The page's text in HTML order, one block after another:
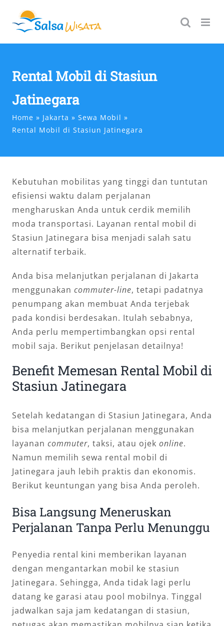
content
Rental Mobil di Stasiun
Jatinegara
Home Jakarta
Sewa Mobil
Rental Mobil di Stasiun Jatinegara
Kebutuhan mobilitas yang tinggi dan tuntutan
efisiensi waktu dalam perjalanan
mengharuskan Anda untuk cerdik memilih
moda transportasi. Layanan rental mobil di
Stasiun Jatinegara bisa menjadi salah satu
alternatif terbaik.
Anda bisa melanjutkan perjalanan di Jakarta
menggunakan commuter-line, tetapi padatnya
penumpang akan membuat Anda terjebak
pada kondisi berdesakan. Itulah sebabnya,
Anda perlu mempertimbangkan opsi rental
mobil saja. Berikut penjelasan detailnya!
Benefit Memesan Rental Mobil di
Stasiun Jatinegara
Setelah kedatangan di Stasiun Jatinegara, Anda
bisa melanjutkan perjalanan menggunakan
layanan commuter, taksi, atau ojek online.
Namun memilih sewa rental mobil di
Jatinegara jauh lebih praktis dan ekonomis.
Berikut keuntungan yang bisa Anda peroleh.
Bisa Langsung Meneruskan
Perjalanan Tanpa Perlu Menunggu
Penyedia rental kini memberikan layanan
dengan mengantarkan mobil ke stasiun
Jatinegara. Sehingga, Anda tidak lagi perlu
datang ke garasi atau pool mobilnya. Tinggal
jadwalkan saja jam kedatangan di stasiun,